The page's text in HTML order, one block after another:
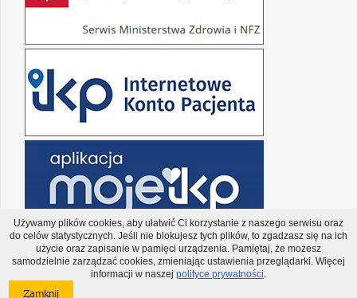
Używamy plików cookies, aby ułatwić Ci korzystanie z naszego serwisu oraz
do celów statystycznych. Jeśli nie blokujesz tych plików, to zgadzasz się na ich
użycie oraz zapisanie w pamięci urządzenia. Pamiętaj, że możesz
samodzielnie zarządzać cookies, zmieniając ustawienia przeglądarki. Więcej
informacji w naszej polityce prywatności.